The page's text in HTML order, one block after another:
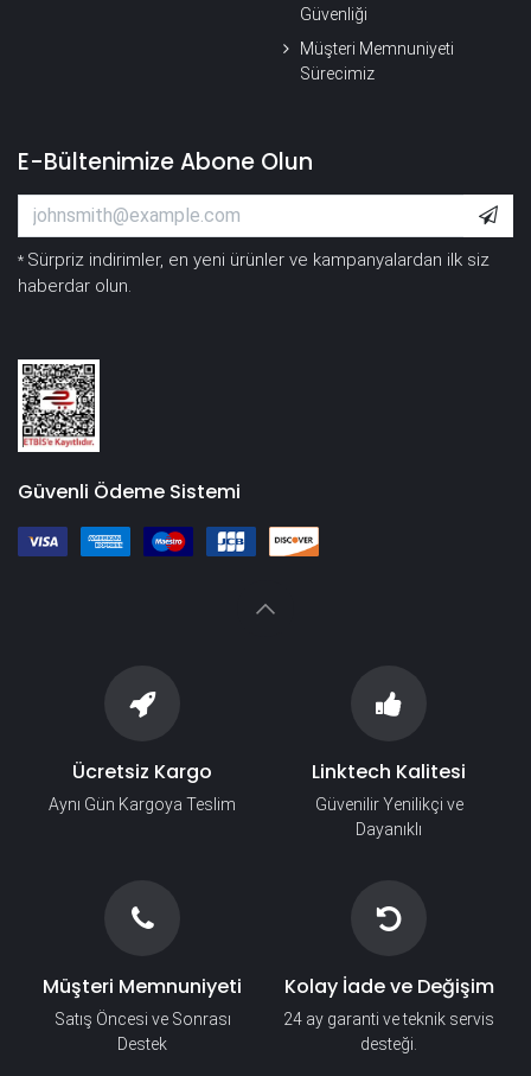
Güvenliği
Müşteri Memnuniyeti
Sürecimiz
E-Bültenimize Abone Olun
* Sürpriz indirimler, en yeni ürünler ve kampanyalardan ilk siz
haberdar olun.
Güvenli Ödeme Sistemi
Ücretsiz Kargo
Aynı Gün Kargoya Teslim
Linktech Kalitesi
Güvenilir Yenilikçi ve
Dayanıklı
Müşteri Memnuniyeti
Satış Öncesi ve Sonrası
Destek
Kolay İade ve Değişim
24 ay garanti ve teknik servis
desteği.